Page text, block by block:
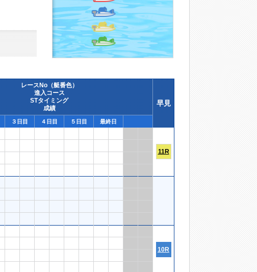
レースNo（艇番色）
進入コース
STタイミング
成績
早見
３日目 ４日目 ５日目 最終日
11R
10R